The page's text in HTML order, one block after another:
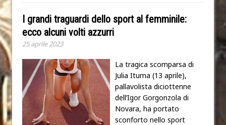
I grandi traguardi dello sport al femminile:
ecco alcuni volti azzurri
25 aprile 2023
La tragica scomparsa di
Julia Ituma (13 aprile),
pallavolista diciottenne
dell’Igor Gorgonzola di
Novara, ha portato
sconforto nello sport